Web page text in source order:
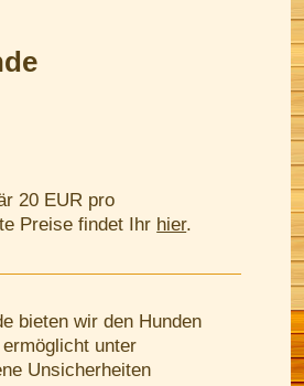
20 EUR pro
Preise findet Ihr hier.
bieten wir den Hunden
unter
Unsicherheiten